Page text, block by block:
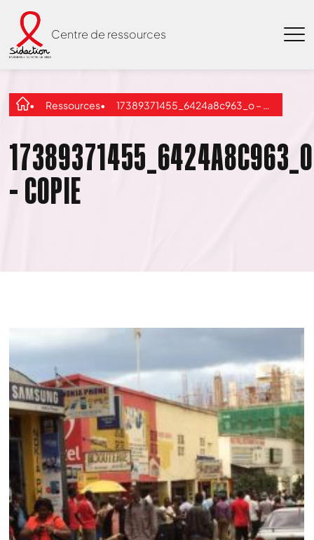
Centre de ressources
Ressources 17389371455_6424a8c963_o – Copie
17389371455_6424A8C963_O
– COPIE